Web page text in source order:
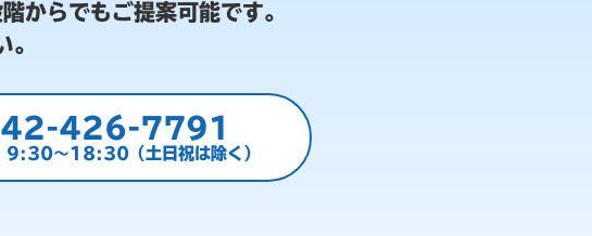
からでもご提案可能です。
。
426-7791
9:30～18:30（土日祝は除く）